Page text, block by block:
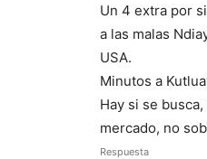
Un 4 extra por
a las malas
USA.
Minutos a
Hay si se
mercado, no
Respuesta